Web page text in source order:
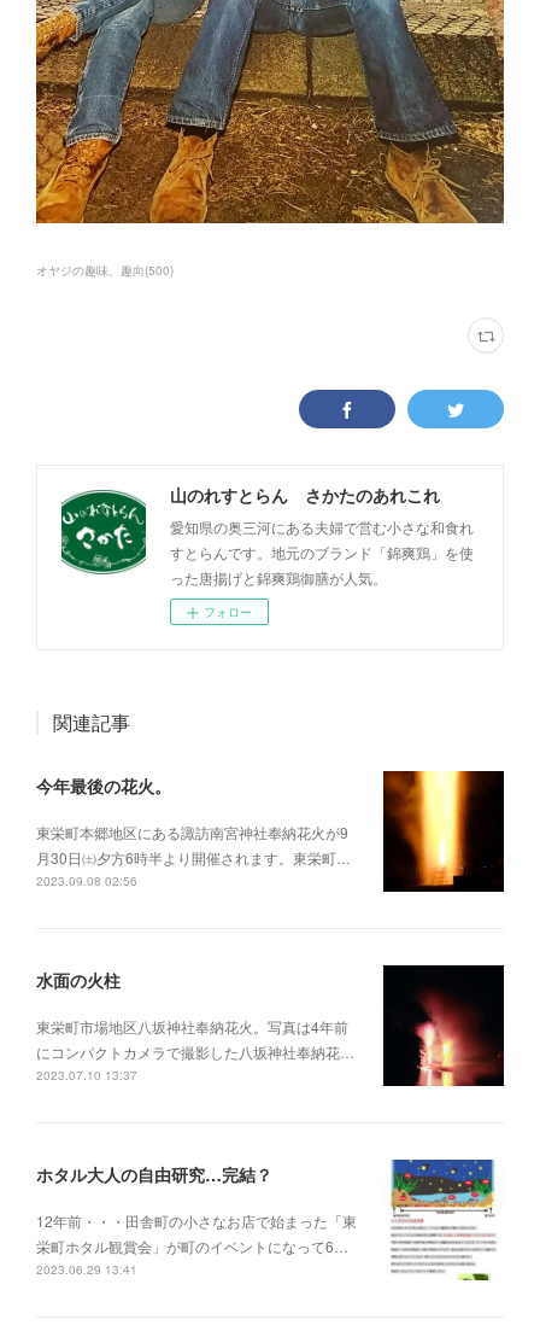
オヤジの趣味、趣向(500)
山のれすとらん さかたのあれこれ
愛知県の奥三河にある夫婦で営む小さな和食れ
すとらんです。地元のブランド「錦爽鶏」を使
った唐揚げと錦爽鶏御膳が人気。
フォロー
関連記事
今年最後の花火。
東栄町本郷地区にある諏訪南宮神社奉納花火が9
月30日㈯夕方6時半より開催されます。東栄町…
2023.09.08 02:56
水面の火柱
東栄町市場地区八坂神社奉納花火。写真は4年前
にコンパクトカメラで撮影した八坂神社奉納花…
2023.07.10 13:37
ホタル大人の自由研究…完結？
12年前・・・田舎町の小さなお店で始まった「東
栄町ホタル観賞会」が町のイベントになって6…
2023.06.29 13:41